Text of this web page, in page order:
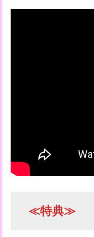
≪特典≫